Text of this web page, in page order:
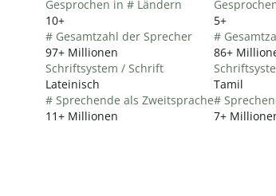
Gesprochen in # Ländern
10+
# Gesamtzahl der Sprecher
97+ Millionen
Schriftsystem / Schrift
Lateinisch
# Sprechende als Zweitsprache
11+ Millionen
5+
#
86+
Tamil
#
7+